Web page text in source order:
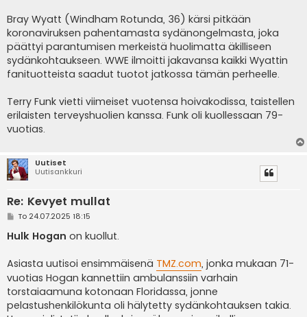
Bray Wyatt (Windham Rotunda, 36) kärsi pitkään
koronaviruksen pahentamasta sydänongelmasta, joka
päättyi parantumisen merkeistä huolimatta äkilliseen
sydänkohtaukseen. WWE ilmoitti jakavansa kaikki Wyattin
fanituotteista saadut tuotot jatkossa tämän perheelle.
Terry Funk vietti viimeiset vuotensa hoivakodissa, taistellen
erilaisten terveyshuolien kanssa. Funk oli kuollessaan 79-
vuotias.
Uutiset
Uutisankkuri
Re: Kevyet mullat
V
e
s
i
To 24.07.2025 18:15
Hulk Hogan on kuollut.
Asiasta uutisoi ensimmäisenä TMZ.com, jonka mukaan 71-
vuotias Hogan kannettiin ambulanssiin varhain
torstaiaamuna kotonaan Floridassa, jonne
pelastushenkilökunta oli hälytetty sydänkohtauksen takia.